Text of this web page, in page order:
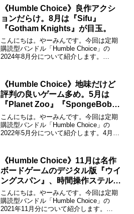
下記のページで詳しく説明しているので
購...
《Humble Choice》良作アクシ
ョンだらけ。8月は『Sifu』
『Gotham Knights』が目玉。
こんにちは。やーみんです。今回は定期
購読型バンドル「Humble Choice」の
2024年8月分について紹介します。
下記のページで詳しく説明しているので
購...
《Humble Choice》地味だけど
評判の良いゲーム多め。5月は
『Planet Zoo』『SpongeBob
SquarePants』が目玉
こんにちは。やーみんです。今回は定期
購読型バンドル「Humble Choice」の
2022年5月分について紹介します。4月か
が、評判の良いゲームは多めです。
「Humbl...
《Humble Choice》11月は名作
ボードゲームのデジタル版『ウイ
ングスパン』、時間操作ステルス
パズル『Timelie』など小粒な良
作多数。
こんにちは。やーみんです。今回は定期
購読型バンドル「Humble Choice」の
2021年11月分について紹介します。